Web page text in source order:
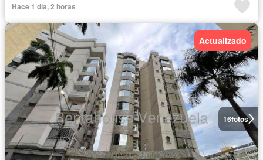
Hace 1 día, 2 horas
16fotos
Actualizado